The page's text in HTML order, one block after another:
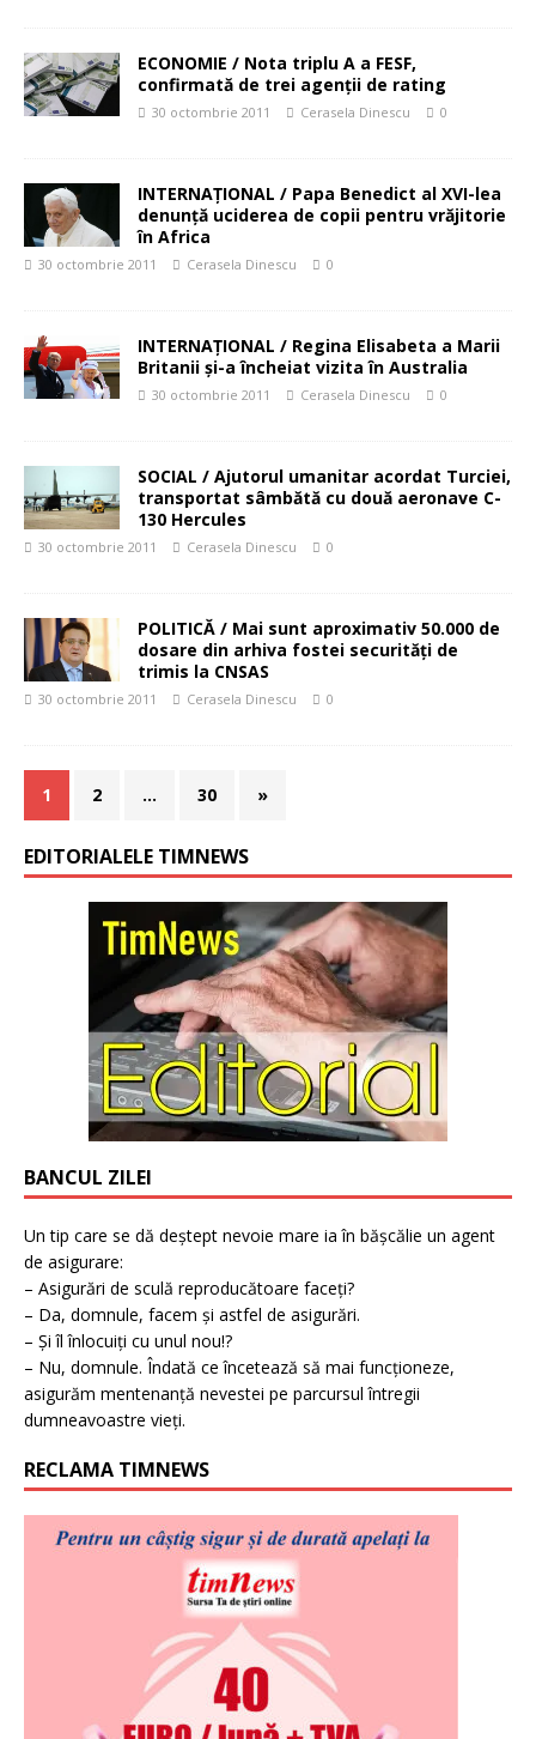
ECONOMIE / Nota triplu A a FESF,
confirmată de trei agenţii de rating
30 octombrie 2011 Cerasela Dinescu 0
INTERNAŢIONAL / Papa Benedict al XVI-lea
denunţă uciderea de copii pentru vrăjitorie
în Africa
30 octombrie 2011 Cerasela Dinescu 0
INTERNAŢIONAL / Regina Elisabeta a Marii
Britanii şi-a încheiat vizita în Australia
30 octombrie 2011 Cerasela Dinescu 0
SOCIAL / Ajutorul umanitar acordat Turciei,
transportat sâmbătă cu două aeronave C-
130 Hercules
30 octombrie 2011 Cerasela Dinescu 0
POLITICĂ / Mai sunt aproximativ 50.000 de
dosare din arhiva fostei securităţi de
trimis la CNSAS
30 octombrie 2011 Cerasela Dinescu 0
1 2 … 30 »
EDITORIALELE TIMNEWS
BANCUL ZILEI
Un tip care se dă deștept nevoie mare ia în bășcălie un agent
de asigurare:
– Asigurări de sculă reproducătoare faceți?
– Da, domnule, facem și astfel de asigurări.
– Și îl înlocuiți cu unul nou!?
– Nu, domnule. Îndată ce încetează să mai funcționeze,
asigurăm mentenanță nevestei pe parcursul întregii
dumneavoastre vieți.
RECLAMA TIMNEWS